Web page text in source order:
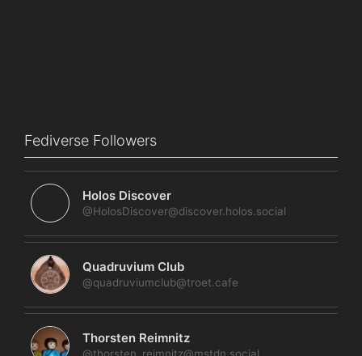
Fediverse Followers
Holos Discover
@HolosDiscover@discover.holos.social
Quadruvium Club
@quadruviumclub@troet.cafe
Thorsten Reimnitz